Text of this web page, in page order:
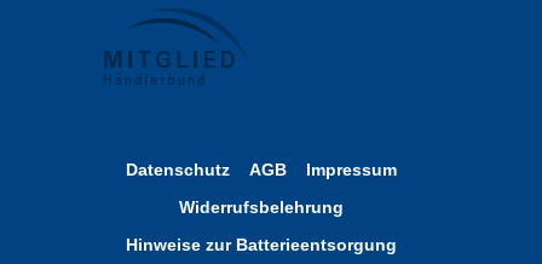
Datenschutz AGB
Impressum
Widerrufsbelehrung
Hinweise zur Batterieentsorgung